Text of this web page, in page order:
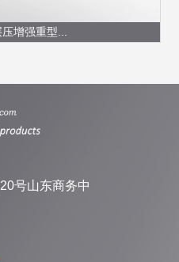
增强重型...
号山东商务中